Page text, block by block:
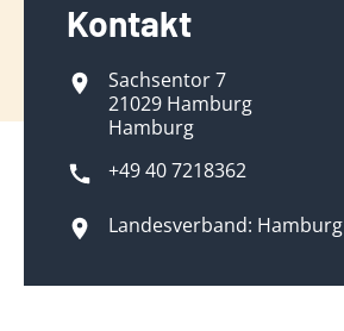
Kontakt
Sachsentor 7
21029 Hamburg
Hamburg
+49 40 7218362
Landesverband: Hamburg